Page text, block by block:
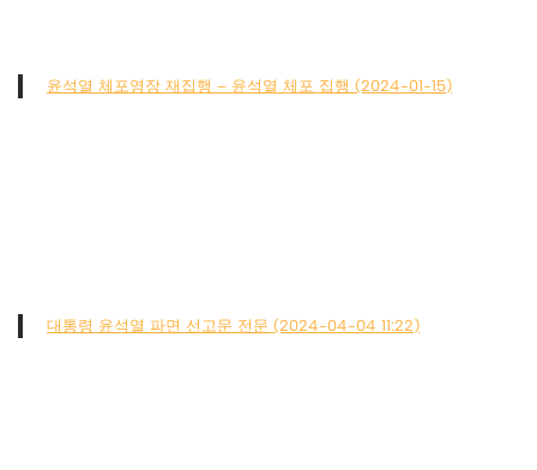
윤석열 체포영장 재집행 – 윤석열 체포 집행 (2024-01-15)
대통령 윤석열 파면 선고문 전문 (2024-04-04 11:22)